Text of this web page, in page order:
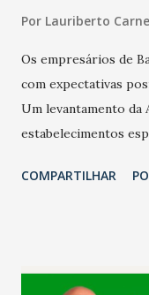
Por Lauriberto
Os empresários de
com expectativas
Um levantamento da
estabelecimentos
relação ao último
confraternizações
COMPARTILHAR